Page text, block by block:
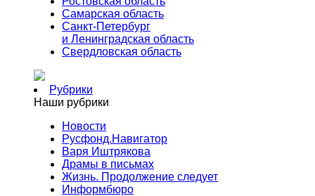
Самарская область
Санкт-Петербург
и Ленинградская область
Свердловская область
Рубрики
Наши рубрики
Новости
Русфонд.Навигатор
Варя Иштрякова
Драмы в письмах
Жизнь. Продолжение следует
Информбюро